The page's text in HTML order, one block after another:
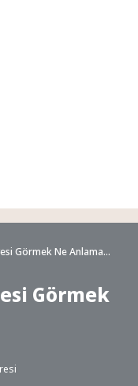
Görmek Ne Anlama
Görmek